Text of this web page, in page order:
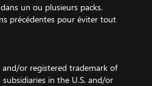
un ou plusieurs packs.
précédentes pour éviter tout
and/or registered trademark of
in the U.S. and/or